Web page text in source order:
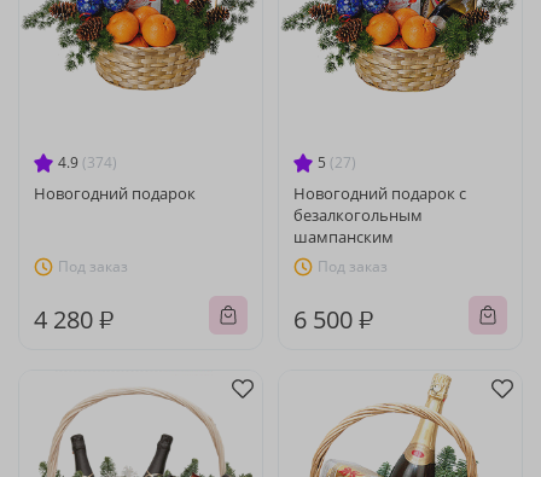
4.9 (374)
Новогодний подарок
Под заказ
4 280 ₽
5 (27)
Новогодний подарок с
безалкогольным
шампанским
Под заказ
6 500 ₽